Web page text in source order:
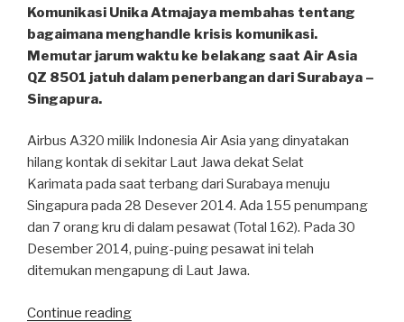
Komunikasi Unika Atmajaya membahas tentang
bagaimana menghandle krisis komunikasi.
Memutar jarum waktu ke belakang saat Air Asia
QZ 8501 jatuh dalam penerbangan dari Surabaya –
Singapura.
Airbus A320 milik Indonesia Air Asia yang dinyatakan
hilang kontak di sekitar Laut Jawa dekat Selat
Karimata pada saat terbang dari Surabaya menuju
Singapura pada 28 Desever 2014. Ada 155 penumpang
dan 7 orang kru di dalam pesawat (Total 162). Pada 30
Desember 2014, puing-puing pesawat ini telah
ditemukan mengapung di Laut Jawa.
Continue reading“Figur